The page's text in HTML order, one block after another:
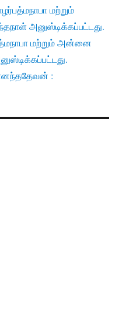
மற்றும்
அனுஸ்டிக்கப்பட்டது.
மற்றும் அன்னை
: